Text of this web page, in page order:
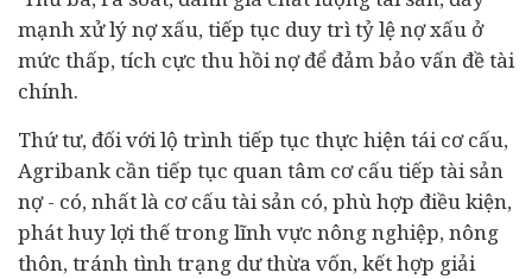
mạnh xử lý nợ xấu, tiếp tục duy trì tỷ lệ nợ xấu ở
mức thấp, tích cực thu hồi nợ để đảm bảo vấn đề tài
chính.
Thứ tư, đối với lộ trình tiếp tục thực hiện tái cơ cấu,
Agribank cần tiếp tục quan tâm cơ cấu tiếp tài sản
nợ - có, nhất là cơ cấu tài sản có, phù hợp điều kiện,
phát huy lợi thế trong lĩnh vực nông nghiệp, nông
thôn, tránh tình trạng dư thừa vốn, kết hợp giải